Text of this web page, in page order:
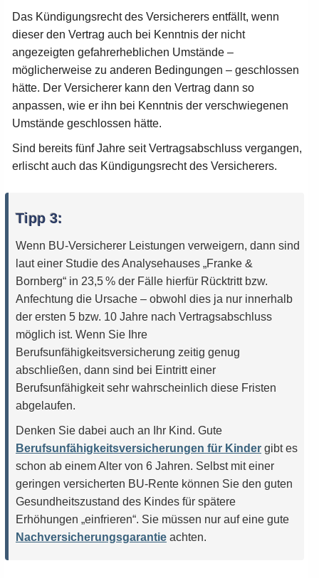
Das Kündigungsrecht des Versicherers entfällt, wenn
dieser den Vertrag auch bei Kenntnis der nicht
angezeigten gefahrerheblichen Umstände –
möglicherweise zu anderen Bedingungen – geschlossen
hätte. Der Versicherer kann den Vertrag dann so
anpassen, wie er ihn bei Kenntnis der verschwiegenen
Umstände geschlossen hätte.
Sind bereits fünf Jahre seit Vertragsabschluss vergangen,
erlischt auch das Kündigungsrecht des Versicherers.
Tipp 3:
Wenn BU-Versicherer Leistungen verweigern, dann sind
laut einer Studie des Analysehauses „Franke &
Bornberg“ in 23,5 % der Fälle hierfür Rücktritt bzw.
Anfechtung die Ursache – obwohl dies ja nur innerhalb
der ersten 5 bzw. 10 Jahre nach Vertragsabschluss
möglich ist. Wenn Sie Ihre
Berufsunfähigkeitsversicherung zeitig genug
abschließen, dann sind bei Eintritt einer
Berufsunfähigkeit sehr wahrscheinlich diese Fristen
abgelaufen.
Denken Sie dabei auch an Ihr Kind. Gute
Berufsunfähigkeitsversicherungen für Kinder gibt es
schon ab einem Alter von 6 Jahren. Selbst mit einer
geringen versicherten BU-Rente können Sie den guten
Gesundheitszustand des Kindes für spätere
Erhöhungen „einfrieren“. Sie müssen nur auf eine gute
Nachversicherungsgarantie achten.